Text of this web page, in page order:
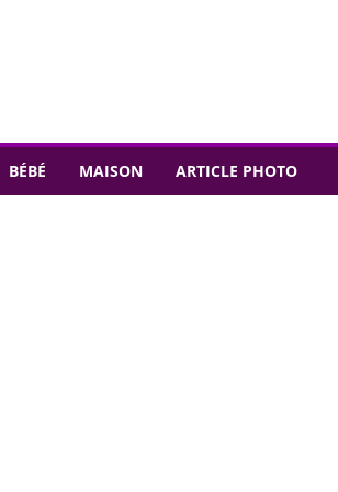
BÉBÉ MAISON ARTICLE PHOTO